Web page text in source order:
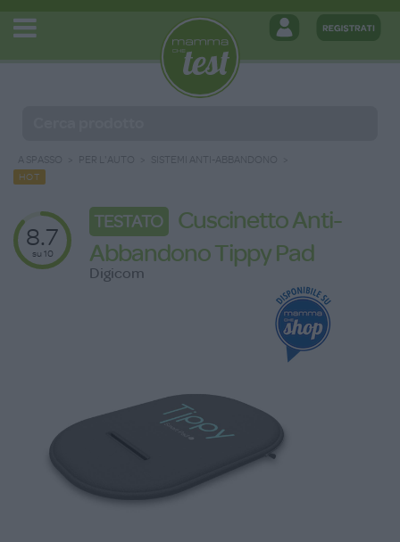
A SPASSO PER L'AUTO SISTEMI ANTI-ABBANDONO
HOT
8.7
su 10
TESTATO
Cuscinetto Anti-
Abbandono Tippy Pad
Digicom